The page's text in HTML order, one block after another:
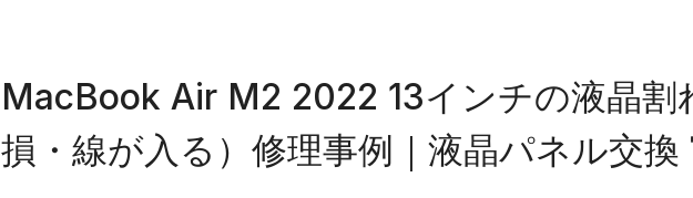
MacBook Air M2 2022 13インチの液晶割
損・線が入る）修理事例｜液晶パネル交換